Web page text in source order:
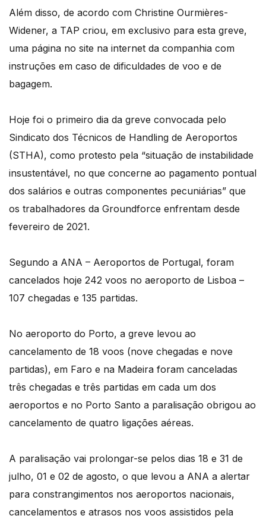
Além disso, de acordo com Christine Ourmières-
Widener, a TAP criou, em exclusivo para esta greve,
uma página no site na internet da companhia com
instruções em caso de dificuldades de voo e de
bagagem.
Hoje foi o primeiro dia da greve convocada pelo
Sindicato dos Técnicos de Handling de Aeroportos
(STHA), como protesto pela “situação de instabilidade
insustentável, no que concerne ao pagamento pontual
dos salários e outras componentes pecuniárias” que
os trabalhadores da Groundforce enfrentam desde
fevereiro de 2021.
Segundo a ANA – Aeroportos de Portugal, foram
cancelados hoje 242 voos no aeroporto de Lisboa –
107 chegadas e 135 partidas.
No aeroporto do Porto, a greve levou ao
cancelamento de 18 voos (nove chegadas e nove
partidas), em Faro e na Madeira foram canceladas
três chegadas e três partidas em cada um dos
aeroportos e no Porto Santo a paralisação obrigou ao
cancelamento de quatro ligações aéreas.
A paralisação vai prolongar-se pelos dias 18 e 31 de
julho, 01 e 02 de agosto, o que levou a ANA a alertar
para constrangimentos nos aeroportos nacionais,
cancelamentos e atrasos nos voos assistidos pela